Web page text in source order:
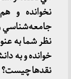
نخوانده و
جامعه‌شناسي
نظر شما به
خوانده و به
نقدها چيست؟